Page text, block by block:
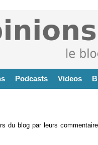
Podcasts Videos
du blog par leurs